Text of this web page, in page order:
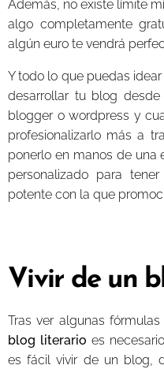
Además, no existe límite
algo completamente
algún euro te vendrá
Y todo lo que puedas
desarrollar tu blog
blogger o wordpress y
profesionalizarlo más a
ponerlo en manos de una
personalizado para
potente con la que
Vivir de un
Tras ver algunas fórmulas
blog literario es
es fácil vivir de un blog,